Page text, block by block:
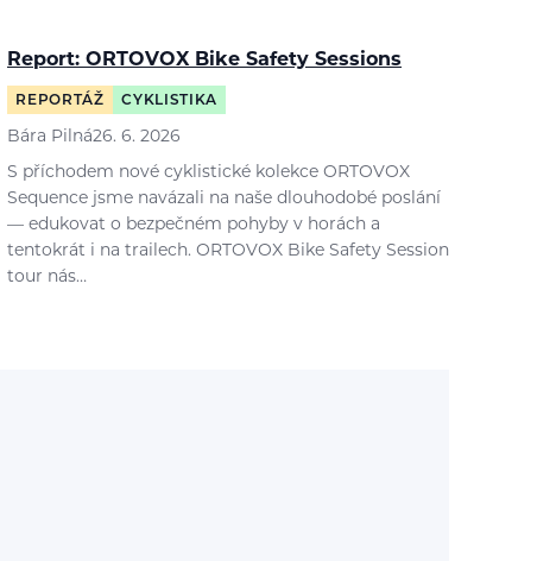
Report: ORTOVOX Bike Safety Sessions
REPORTÁŽ CYKLISTIKA
Bára Pilná26. 6. 2026
S příchodem nové cyklistické kolekce ORTOVOX
Sequence jsme navázali na naše dlouhodobé poslání
— edukovat o bezpečném pohyby v horách a
tentokrát i na trailech. ORTOVOX Bike Safety Session
tour nás…